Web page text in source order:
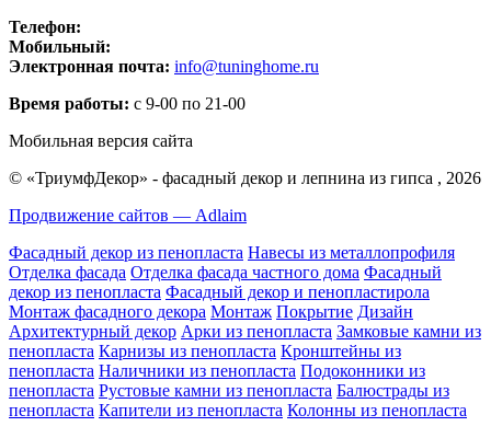
Телефон:
Мобильный:
Электронная почта: info@tuninghome.ru
Время работы: с 9-00 по 21-00
Мобильная версия сайта
© «ТриумфДекор» - фасадный декор и лепнина из гипса , 2026
Продвижение сайтов — Adlaim
Фасадный декор из пенопласта Навесы из металлопрофиля
Отделка фасада Отделка фасада частного дома Фасадный
декор из пенопласта Фасадный декор и пенопластирола
Монтаж фасадного декора Монтаж Покрытие Дизайн
Архитектурный декор Арки из пенопласта Замковые камни из
пенопласта Карнизы из пенопласта Кронштейны из
пенопласта Наличники из пенопласта Подоконники из
пенопласта Рустовые камни из пенопласта Балюстрады из
пенопласта Капители из пенопласта Колонны из пенопласта